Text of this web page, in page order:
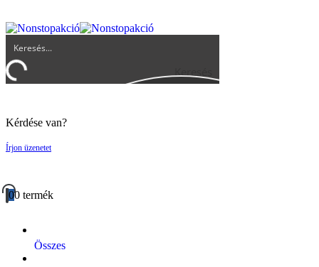
Keresés
Kérdése van?
Írjon üzenetet
00 termék
Összes